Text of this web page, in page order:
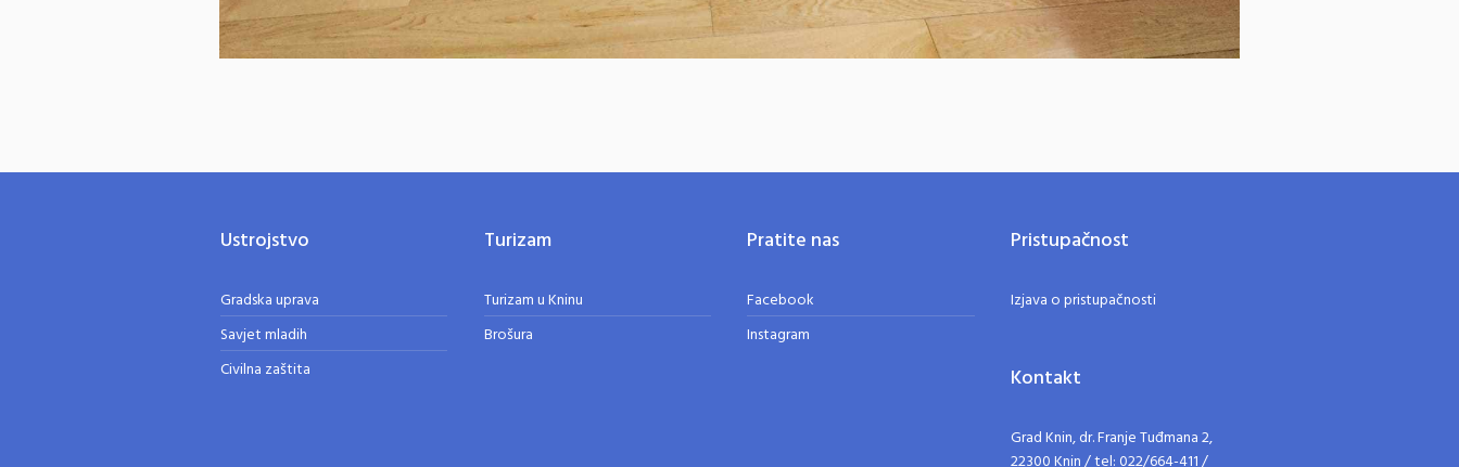
Ustrojstvo
Gradska uprava
Savjet mladih
Civilna zaštita
Turizam
Turizam u Kninu
Brošura
Pratite nas
Facebook
Instagram
Pristupačnost
Izjava o pristupačnosti
Kontakt
Grad Knin, dr. Franje Tuđmana 2,